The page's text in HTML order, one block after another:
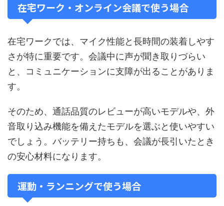
在宅ワーク・オンライン会議で使う場合
在宅ワークでは、マイク性能と長時間の装着しやす
さが特に重要です。会議中に声が聞き取りづらい
と、コミュニケーションに支障が出ることがありま
す。
そのため、通話品質のレビューが高いモデルや、外
音取り込み機能を備えたモデルを選ぶと使いやすい
でしょう。バッテリー持ちも、会議が長引いたとき
の安心材料になります。
運動・ランニングで使う場合